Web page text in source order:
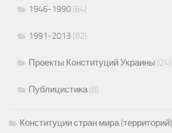
1946-1990 (64)
1991-2013 (82)
Проекты Конституций Украины (24)
Публицистика(8)
Конституции стран мира (территорий)